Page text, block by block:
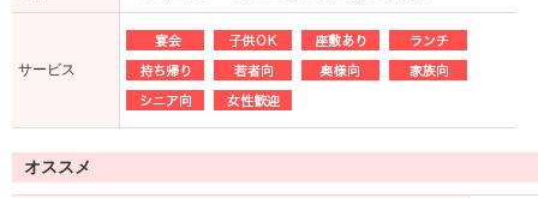
サービス
オススメ